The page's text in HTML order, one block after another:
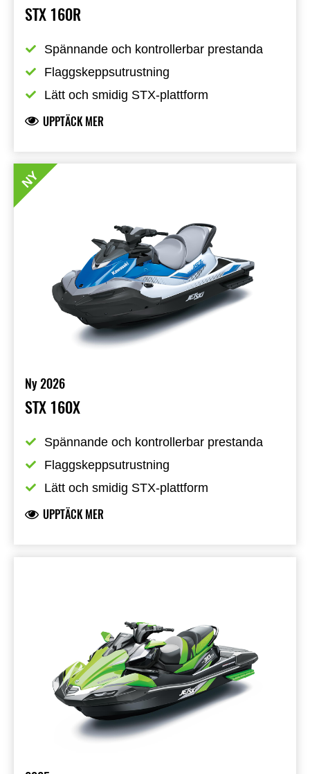
STX 160R
Spännande och kontrollerbar prestanda
Flaggskeppsutrustning
Lätt och smidig STX-plattform
UPPTÄCK MER
Ny 2026
STX 160X
Spännande och kontrollerbar prestanda
Flaggskeppsutrustning
Lätt och smidig STX-plattform
UPPTÄCK MER
NY